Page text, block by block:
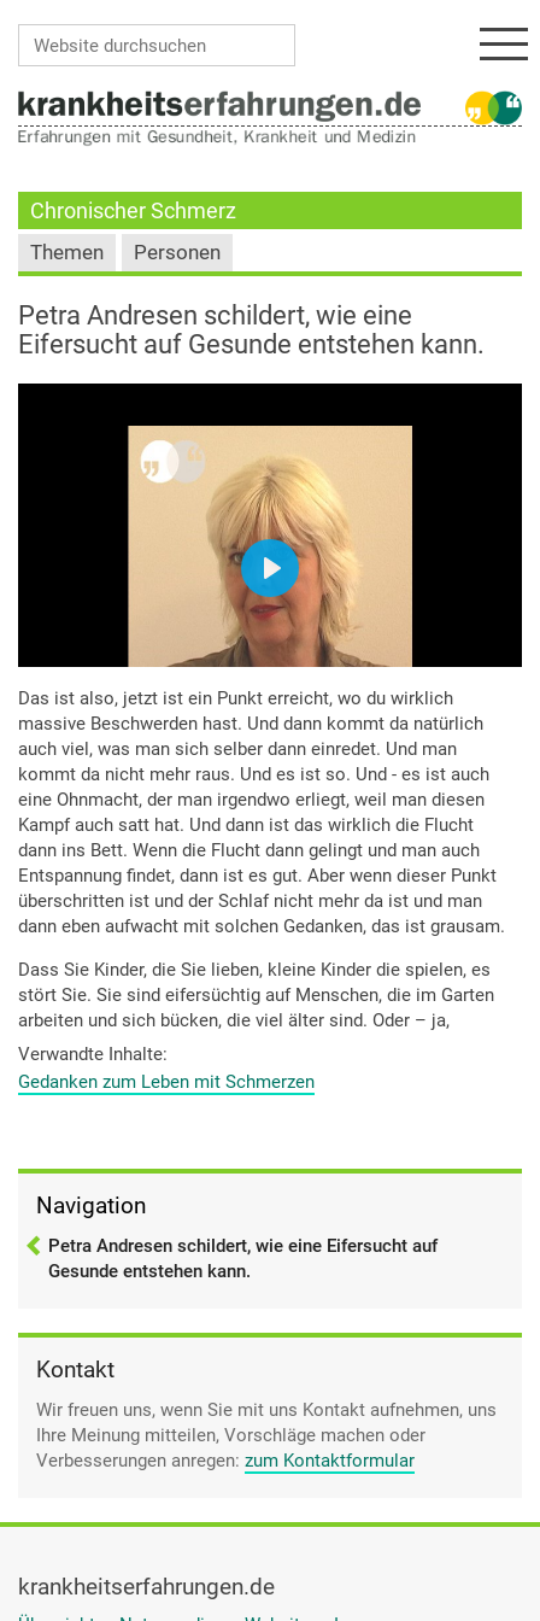
Chronischer Schmerz
Themen Personen
Petra Andresen schildert, wie eine
Eifersucht auf Gesunde entstehen kann.
Das ist also, jetzt ist ein Punkt erreicht, wo du wirklich
massive Beschwerden hast. Und dann kommt da natürlich
auch viel, was man sich selber dann einredet. Und man
kommt da nicht mehr raus. Und es ist so. Und - es ist auch
eine Ohnmacht, der man irgendwo erliegt, weil man diesen
Kampf auch satt hat. Und dann ist das wirklich die Flucht
dann ins Bett. Wenn die Flucht dann gelingt und man auch
Entspannung findet, dann ist es gut. Aber wenn dieser Punkt
überschritten ist und der Schlaf nicht mehr da ist und man
dann eben aufwacht mit solchen Gedanken, das ist grausam.
Dass Sie Kinder, die Sie lieben, kleine Kinder die spielen, es
stört Sie. Sie sind eifersüchtig auf Menschen, die im Garten
arbeiten und sich bücken, die viel älter sind. Oder – ja,
einfach Dinge, wo man sagt, da gehen wir jetzt mal hin und
man kann da nicht mehr mit. Und das sind alles Dinge. Ja -
es ist Eifersucht, es ist- ich denke, ich kann auch heute
Das sind Stadien, die man durchmacht und die einem
natürlich selber sehr schaden.
Verwandte Inhalte
Gedanken zum Leben mit Schmerzen
Navigation
Petra Andresen schildert, wie eine Eifersucht auf
Gesunde entstehen kann.
Kontakt
Wir freuen uns, wenn Sie mit uns Kontakt aufnehmen, uns
Ihre Meinung mitteilen, Vorschläge machen oder
Verbesserungen anregen: zum Kontaktformular
krankheitserfahrungen.de